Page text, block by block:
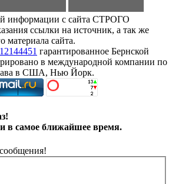
информации с сайта СТРОГО
ссылки на источник, а так же
материала сайта.
гарантированное Бернской
в международной компании по
в США, Нью Йорк.
в самое ближайшее время.